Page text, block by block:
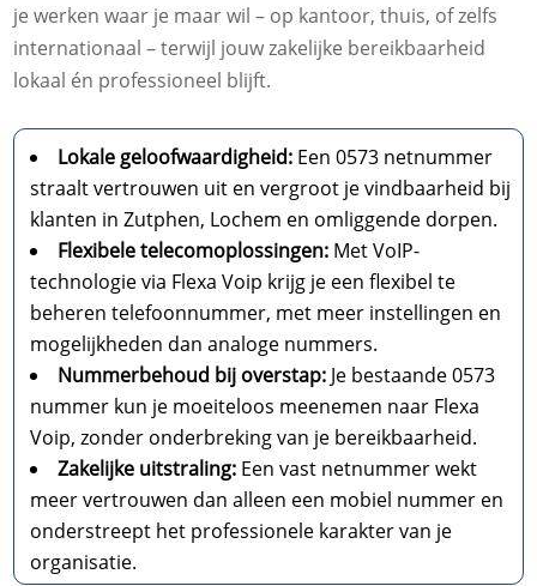
je werken waar je maar wil – op kantoor, thuis, of zelfs
internationaal – terwijl jouw zakelijke bereikbaarheid
lokaal én professioneel blijft.
Lokale geloofwaardigheid: Een 0573 netnummer
straalt vertrouwen uit en vergroot je vindbaarheid bij
klanten in Zutphen, Lochem en omliggende dorpen.
Flexibele telecomoplossingen: Met VoIP-
technologie via Flexa Voip krijg je een flexibel te
beheren telefoonnummer, met meer instellingen en
mogelijkheden dan analoge nummers.
Nummerbehoud bij overstap: Je bestaande 0573
nummer kun je moeiteloos meenemen naar Flexa
Voip, zonder onderbreking van je bereikbaarheid.
Zakelijke uitstraling: Een vast netnummer wekt
meer vertrouwen dan alleen een mobiel nummer en
onderstreept het professionele karakter van je
organisatie.